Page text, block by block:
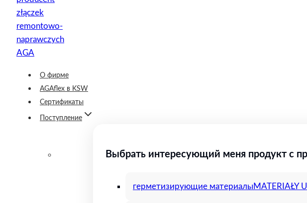
О фирме
AGAflex в KSW
Сертификаты
Поступление
Выбрать интересующий меня продукт с
герметизирующие материалы MATERIAŁY